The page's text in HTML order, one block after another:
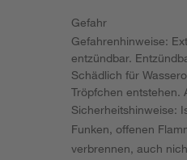
Gefahr
Gefahrenhinweise:
entzündbar.
Schädlich für
Tröpfchen entstehen.
Sicherheitshinweise:
Funken, offenen
verbrennen, auch